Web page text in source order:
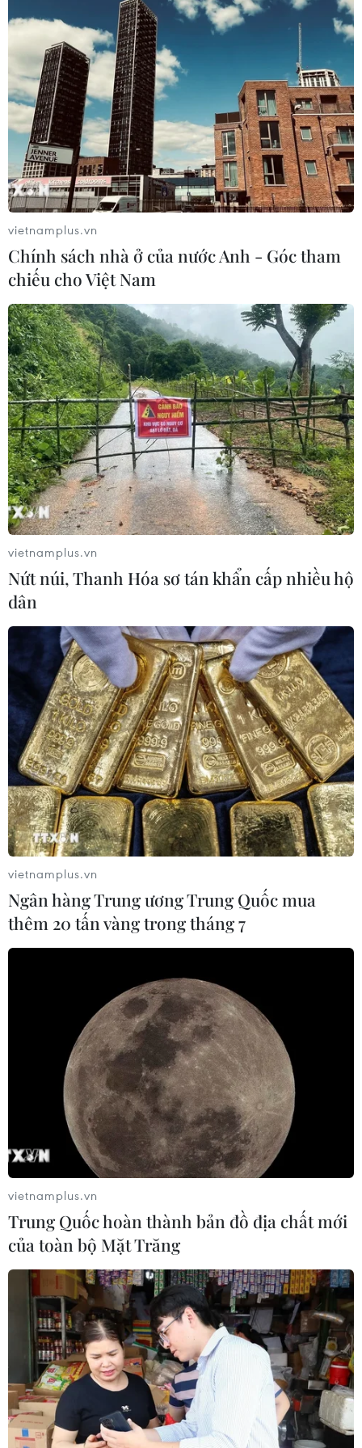
TIN CÙNG CHUYÊN MỤC
Cuộc tìm kiếm và vá lại những 'trái
tim lỗi '
07/08/2026 04:03
Hà Nội cảnh báo về việc sử dụng tế
bào gốc trong khám chữa bệnh, làm
vietnamplus.vn
Chính sách nhà ở của nước Anh - Góc tham
chiếu cho Việt Nam
vietnamplus.vn
Nứt núi, Thanh Hóa sơ tán khẩn cấp nhiều hộ
dân
vietnamplus.vn
Ngân hàng Trung ương Trung Quốc mua
thêm 20 tấn vàng trong tháng 7
vietnamplus.vn
Trung Quốc hoàn thành bản đồ địa chất mới
của toàn bộ Mặt Trăng